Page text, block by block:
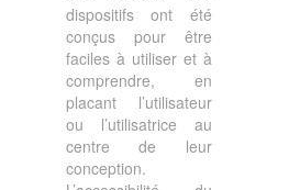
dispositifs ont été
conçus pour être
faciles à utiliser et à
comprendre, en
placant l’utilisateur
ou l’utilisatrice au
centre de leur
conception.